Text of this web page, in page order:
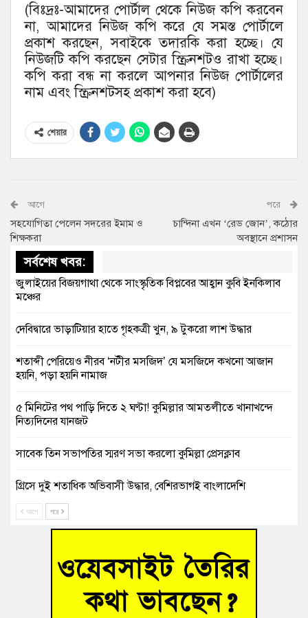
(বিঃদ্রঃ-আমাদের পোর্টাল থেকে নিউজ কপি করবেন
না, আমাদের নিউজ কপি করে যে সমস্ত পোর্টালে
প্রকাশ করছেন, সবাইকে তদারকি করা হচ্ছে। যে
নিউজটি কপি করছেন সেটার স্ক্রিনশটও রাখা হচ্ছে।
কপি করা বন্ধ না করলে আপনার নিউজ পোর্টালের
নাম এবং স্ক্রিনশটসহ প্রকাশ করা হবে)
শেয়ার
আগে
সহযোগিতা পেলেন সদরের ইমাম ও
শিক্ষকরা
পরে
চান্দিনা এখন ‘রেড জোন’, কঠোর
অবস্থানে প্রশাসন
সর্বশেষ খবর:
জুলাইয়ের বিজয়গাথা থেকে সাংস্কৃতিক বিপ্লবের আহ্বান কুবি ইনকিলাব
মঞ্চের
দেবিদ্বারে ভাড়াটিয়ার হাতে গৃহকত্রী খুন, ৯ টুকরো লাশ উদ্ধার
শতাব্দী পেরিয়েও নীরব ‘নটীর মসজিদ’ যে মসজিদে কখনো আজান
হয়নি, পড়া হয়নি নামাজ
৫ মিনিটের পথ পাড়ি দিতে ২ ঘণ্টা! কুমিল্লার আমতলীতে খানাখন্দে
নিত্যদিনের যানজট
সাবেক তিন সভাপতির স্মরণ সভা করলো কুমিল্লা প্রেসক্লাব
গ্রিসে দুই শতাধিক অভিবাসী উদ্ধার, বেশিরভাগই বাংলাদেশি
বুড়িচংয়ে নিখোঁজের ৩ দিন পর ফিশারির পুকুরে রিকশাচালকের মরদেহ
“স্পেশাল ট্রাইব্যুনালে জুলাই গণহত্যার বিচার করেন, জনগণ আপনাদের
ছাড়বে না-সাক্কু
ভাষা সৈনিক অজিত গুহ মহাবিদ্যালয়ে জুলাই গণঅভ্যুত্থান দিবসের
আগে পরে